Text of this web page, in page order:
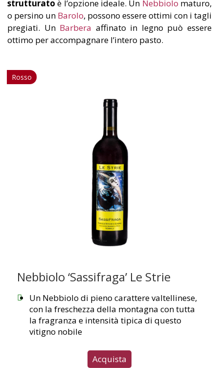
strutturato è l’opzione ideale. Un Nebbiolo maturo,
o persino un Barolo, possono essere ottimi con i tagli
pregiati. Un Barbera affinato in legno può essere
ottimo per accompagnare l’intero pasto.
Rosso
Nebbiolo ‘Sassifraga’ Le Strie
Un Nebbiolo di pieno carattere valtellinese,
con la freschezza della montagna con tutta
la fragranza e intensità tipica di questo
vitigno nobile
Acquista